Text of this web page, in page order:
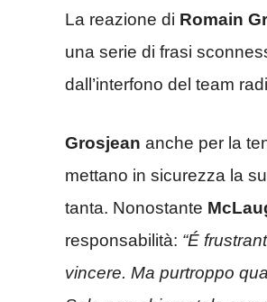
La reazione di Romain
una serie di frasi
dall’interfono del team
Grosjean
anche per la
mettano in sicurezza la
tanta. Nonostante
responsabilità: “É
vincere. Ma purtroppo
Solo non chiamatele